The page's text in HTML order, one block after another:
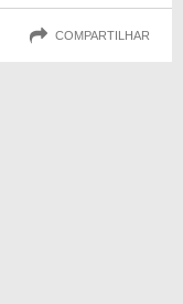
COMPARTILHAR